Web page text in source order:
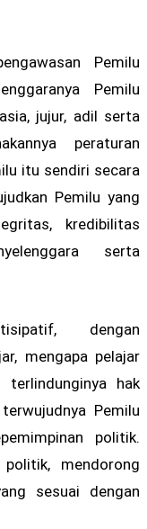
Pemilu
Pemilu
jujur, adil serta
peraturan
itu sendiri secara
Pemilu yang
kredibilitas
serta
dengan
mengapa pelajar
hak
Pemilu
politik.
mendorong
sesuai dengan